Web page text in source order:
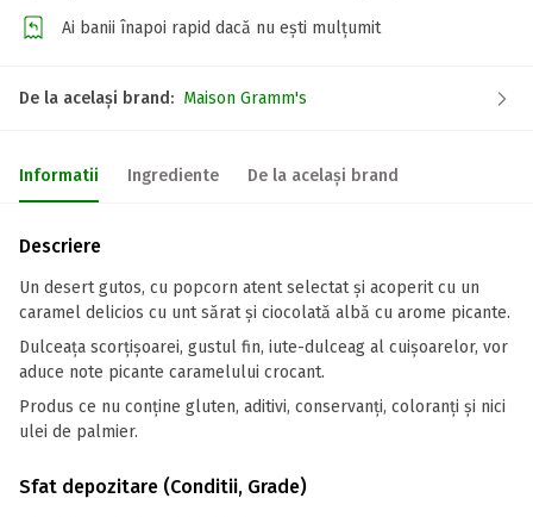
Ai banii înapoi rapid dacă nu ești mulțumit
De la același brand: Maison Gramm's
Informatii Ingrediente De la același brand
Descriere
Un desert gutos, cu popcorn atent selectat și acoperit cu un
caramel delicios cu unt sărat și ciocolată albă cu arome picante.
Dulceața scorțișoarei, gustul fin, iute-dulceag al cuișoarelor, vor
aduce note picante caramelului crocant.
Produs ce nu conține gluten, aditivi, conservanți, coloranți și nici
ulei de palmier.
Sfat depozitare (Conditii, Grade)